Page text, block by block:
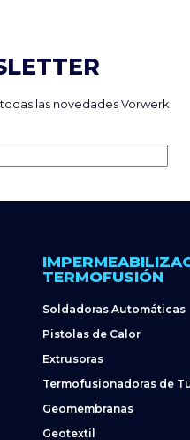
las novedades Vorwerk.
Alternative:
TERMOFUSIÓN
Soldadoras Automáticas
Pistolas de Calor
Extrusoras
Termofusionadoras de
Geomembranas
Geotextil